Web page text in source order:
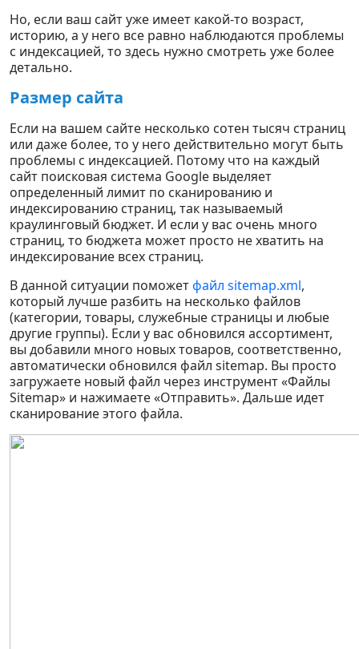
Но, если ваш сайт уже имеет какой-то возраст,
историю, а у него все равно наблюдаются проблемы
с индексацией, то здесь нужно смотреть уже более
детально.
Размер сайта
Если на вашем сайте несколько сотен тысяч страниц
или даже более, то у него действительно могут быть
проблемы с индексацией. Потому что на каждый
сайт поисковая система Google выделяет
определенный лимит по сканированию и
индексированию страниц, так называемый
краулинговый бюджет. И если у вас очень много
страниц, то бюджета может просто не хватить на
индексирование всех страниц.
В данной ситуации поможетфайл sitemap.xml,
который лучше разбить на несколько файлов
(категории, товары, служебные страницы и любые
другие группы). Если у вас обновился ассортимент,
вы добавили много новых товаров, соответственно,
автоматически обновился файл sitemap. Вы просто
загружаете новый файл через инструмент «Файлы
Sitemap» и нажимаете «Отправить». Дальше идет
сканирование этого файла.